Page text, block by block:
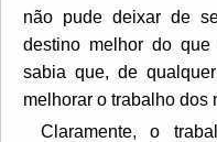
não pude deixar de
destino melhor do
sabia que, de
melhorar o trabalho dos
Claramente, o